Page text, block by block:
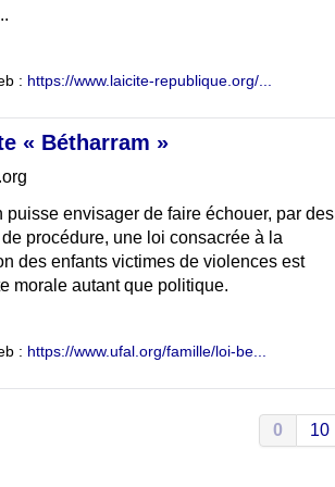
: https://www.laicite-republique.org/...
« Bétharram »
puisse envisager de faire échouer, par des
procédure, une loi consacrée à la
des enfants victimes de violences est
morale autant que politique.
: https://www.ufal.org/famille/loi-be...
0 10